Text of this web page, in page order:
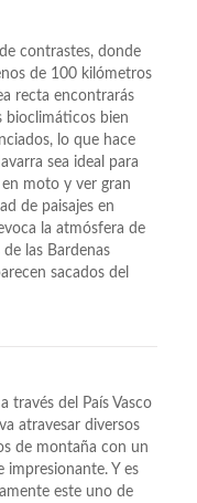
contrastes, donde
de 100 kilómetros
recta encontrarás
bioclimáticos bien
lo que hace
sea ideal para
moto y ver gran
de paisajes en
la atmósfera de
las Bardenas
sacados del
través del País Vasco
atravesar diversos
de montaña con un
impresionante. Y es
este uno de